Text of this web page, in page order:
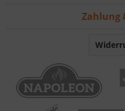
Zahlung